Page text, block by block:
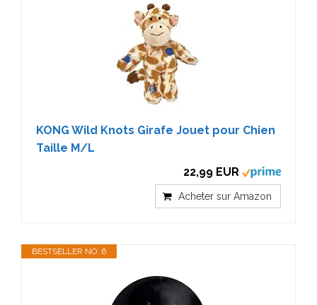
KONG Wild Knots Girafe Jouet pour Chien
Taille M/L
22,99 EUR
Acheter sur Amazon
BESTSELLER NO. 6